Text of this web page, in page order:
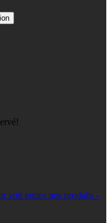
voit toutes nos produits -